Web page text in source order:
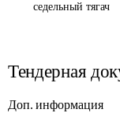
седельный тягач
Тендерная
Доп. информация